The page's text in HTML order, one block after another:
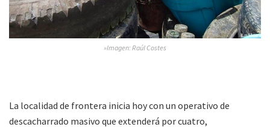
»Imagen: Raúl Costes
La localidad de frontera inicia hoy con un operativo de
descacharrado masivo que extenderá por cuatro,